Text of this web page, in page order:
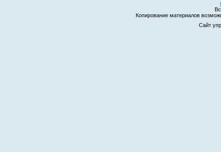
Копирование материалов
Сайт